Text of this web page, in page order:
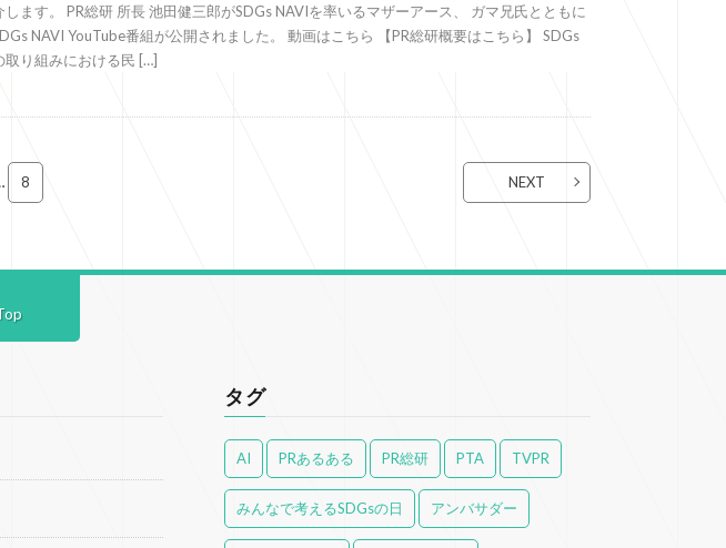
します。 PR総研 所長 池田健三郎がSDGs NAVIを率いるマザーアース、 ガマ兄氏とともに
NAVI YouTube番組が公開されました。 動画はこちら 【PR総研概要はこちら】 SDGs
取り組みにおける民 […]
8 NEXT
タグ
AI PRあるある PR総研 PTA TVPR
みんなで考えるSDGsの日 アンバサダー